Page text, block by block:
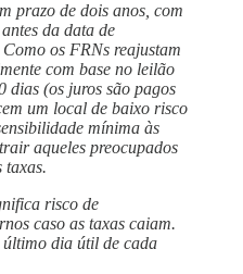
prazo de dois anos, com
da data de
os FRNs reajustam
com base no leilão
dias (os juros são pagos
um local de baixo risco
mínima às
aqueles preocupados
taxas.
risco de
caso as taxas caiam.
dia útil de cada